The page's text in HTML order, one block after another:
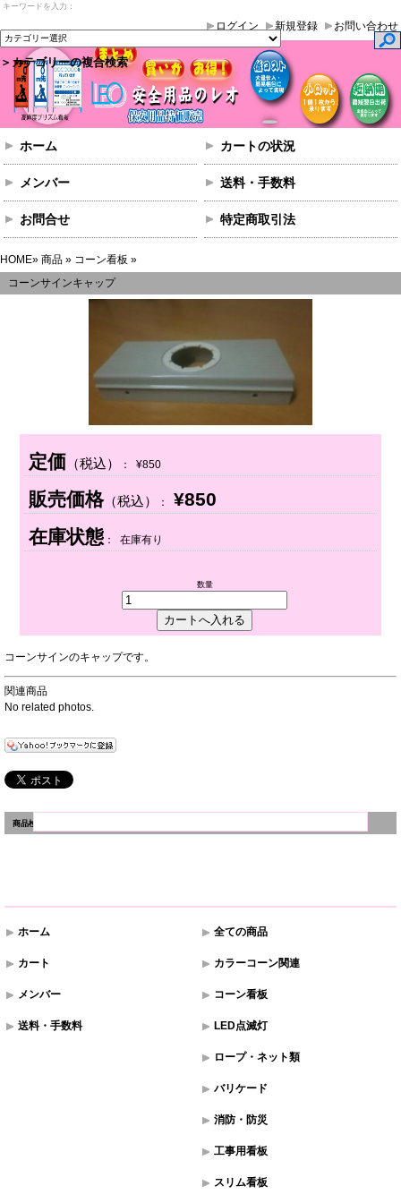
安全用品のレオ - カラーコーンなどの工事現場用品を多数取扱
お問い合わせ
新規登録
ログイン
ホーム カートの状況
メンバー 送料・手数料
お問合せ 特定商取引法
HOME» 商品 » コーン看板 »
コーンサインキャップ
定価 （税込） ： ¥850
販売価格（税込） ： ¥850
在庫状態 ： 在庫有り
数量
コーンサインのキャップです。
関連商品
No related photos.
商品検索
＞カテゴリーの複合検索
ホーム
カート
メンバー
送料・手数料
全ての商品
カラーコーン関連
コーン看板
LED点滅灯
ロープ・ネット類
バリケード
消防・防災
工事用看板
スリム看板